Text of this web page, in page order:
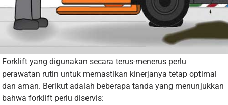
Forklift yang digunakan secara terus-menerus perlu
perawatan rutin untuk memastikan kinerjanya tetap optimal
dan aman. Berikut adalah beberapa tanda yang menunjukkan
bahwa forklift perlu diservis: